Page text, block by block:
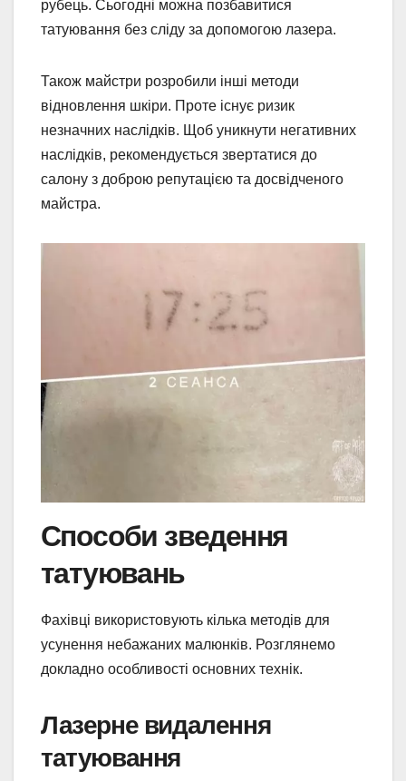
рубець. Сьогодні можна позбавитися
татуювання без сліду за допомогою лазера.
Також майстри розробили інші методи
відновлення шкіри. Проте існує ризик
незначних наслідків. Щоб уникнути негативних
наслідків, рекомендується звертатися до
салону з доброю репутацією та досвідченого
майстра.
Способи зведення
татуювань
Фахівці використовують кілька методів для
усунення небажаних малюнків. Розглянемо
докладно особливості основних технік.
Лазерне видалення
татуювання